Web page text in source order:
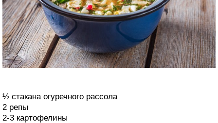
½ стакана огуречного рассола
2 репы
2-3 картофелины